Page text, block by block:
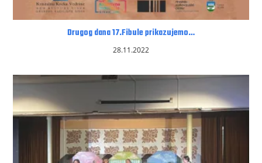
Drugog dana 17.Fibule prikazujemo…
28.11.2022